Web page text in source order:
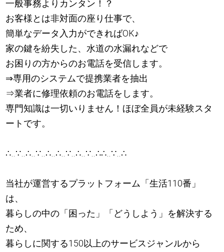
一般事務よりカンタン！？
お客様とは非対面の座り仕事で、
簡単なデータ入力ができればOK♪
家の鍵を紛失した、水道の水漏れなどで
お困りの方からのお電話を受信します。
⇒専用のシステムで提携業者を抽出
⇒業者に修理依頼のお電話をします。
専門知識は一切いりません！ほぼ全員が未経験スタ
ートです。
∴‥∵‥∴‥∵‥∴‥∴‥∵‥∴‥∵‥∴∴‥∵‥∴
当社が運営するプラットフォーム「生活110番」
は、
暮らしの中の「困った」「どうしよう」を解決する
ため、
暮らしに関する150以上のサービスジャンルから